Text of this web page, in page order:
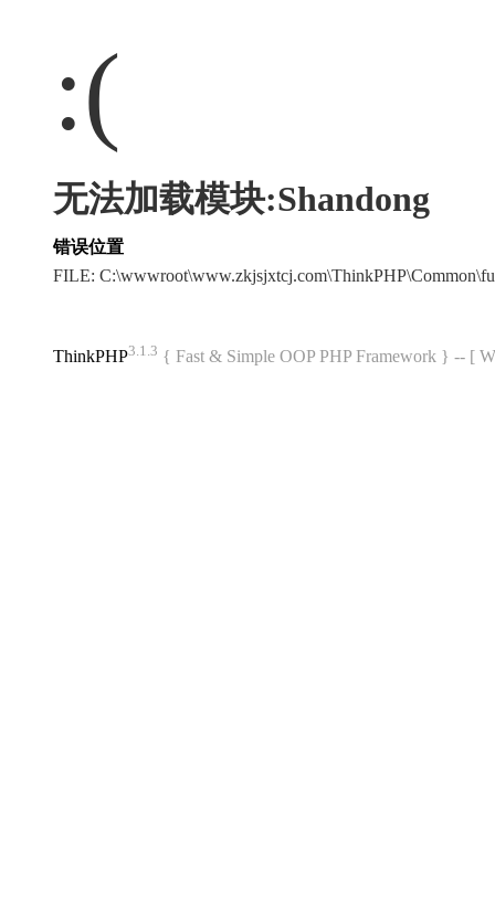
:(
无法加载模块:Shandong
错误位置
FILE:
ThinkPHP3.1.3 { Fast & Simple OOP PHP Framework } -- [